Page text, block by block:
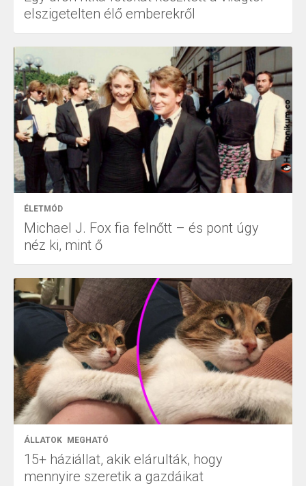
elszigetelten élő emberekről
ÉLETMÓD
Michael J. Fox fia felnőtt – és pont úgy
néz ki, mint ő
ÁLLATOK MEGHATÓ
15+ háziállat, akik elárulták, hogy
mennyire szeretik a gazdáikat